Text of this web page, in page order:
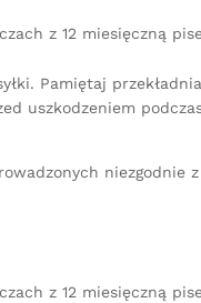
z 12 miesięczną
Pamiętaj
uszkodzeniem
niezgodnie
z 12 miesięczną